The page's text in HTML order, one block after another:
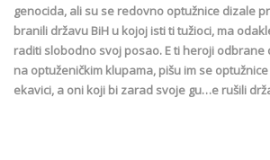
genocida, ali su se redovno optužnice dizale
branili državu BiH u kojoj isti ti tužioci, ma
raditi slobodno svoj posao. E ti heroji
na optuženičkim klupama, pišu im se
ekavici, a oni koji bi zarad svoje gu…e rušili